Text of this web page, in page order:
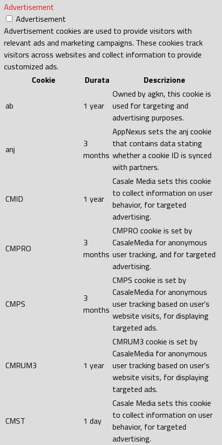
Advertisement
Advertisement
Advertisement cookies are used to provide visitors with
relevant ads and marketing campaigns. These cookies track
visitors across websites and collect information to provide
customized ads.
Cookie
Durata Descrizione
ab 1 year
Owned by agkn, this cookie is
used for targeting and
advertising purposes.
anj
3
months
AppNexus sets the anj cookie
that contains data stating
whether a cookie ID is synced
with partners.
CMID 1 year
Casale Media sets this cookie
to collect information on user
behavior, for targeted
advertising.
CMPRO
3
months
CMPRO cookie is set by
CasaleMedia for anonymous
user tracking, and for targeted
advertising.
CMPS
3
months
CMPS cookie is set by
CasaleMedia for anonymous
user tracking based on user's
website visits, for displaying
targeted ads.
CMRUM3 1 year
CMRUM3 cookie is set by
CasaleMedia for anonymous
user tracking based on user's
website visits, for displaying
targeted ads.
CMST 1 day
Casale Media sets this cookie
to collect information on user
behavior, for targeted
advertising.